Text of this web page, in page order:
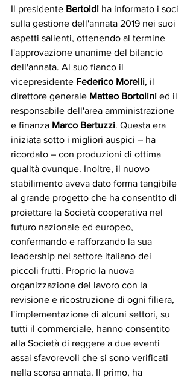
Il presidente Bertoldi ha informato i soci
sulla gestione dell'annata 2019 nei suoi
aspetti salienti, ottenendo al termine
l'approvazione unanime del bilancio
dell'annata. Al suo fianco il
vicepresidente Federico Morelli, il
direttore generale Matteo Bortolini ed il
responsabile dell'area amministrazione
e finanza Marco Bertuzzi. Questa era
iniziata sotto i migliori auspici – ha
ricordato – con produzioni di ottima
qualità ovunque. Inoltre, il nuovo
stabilimento aveva dato forma tangibile
al grande progetto che ha consentito di
proiettare la Società cooperativa nel
futuro nazionale ed europeo,
confermando e rafforzando la sua
leadership nel settore italiano dei
piccoli frutti. Proprio la nuova
organizzazione del lavoro con la
revisione e ricostruzione di ogni filiera,
l'implementazione di alcuni settori, su
tutti il commerciale, hanno consentito
alla Società di reggere a due eventi
assai sfavorevoli che si sono verificati
nella scorsa annata. Il primo, ha